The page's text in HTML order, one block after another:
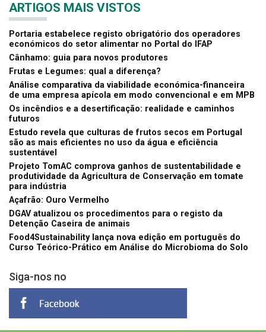
ARTIGOS MAIS VISTOS
Portaria estabelece registo obrigatório dos operadores
económicos do setor alimentar no Portal do IFAP
Cânhamo: guia para novos produtores
Frutas e Legumes: qual a diferença?
Análise comparativa da viabilidade económica-financeira
de uma empresa apícola em modo convencional e em MPB
Os incêndios e a desertificação: realidade e caminhos
futuros
Estudo revela que culturas de frutos secos em Portugal
são as mais eficientes no uso da água e eficiência
sustentável
Projeto TomAC comprova ganhos de sustentabilidade e
produtividade da Agricultura de Conservação em tomate
para indústria
Açafrão: Ouro Vermelho
DGAV atualizou os procedimentos para o registo da
Detenção Caseira de animais
Food4Sustainability lança nova edição em português do
Curso Teórico-Prático em Análise do Microbioma do Solo
Siga-nos no